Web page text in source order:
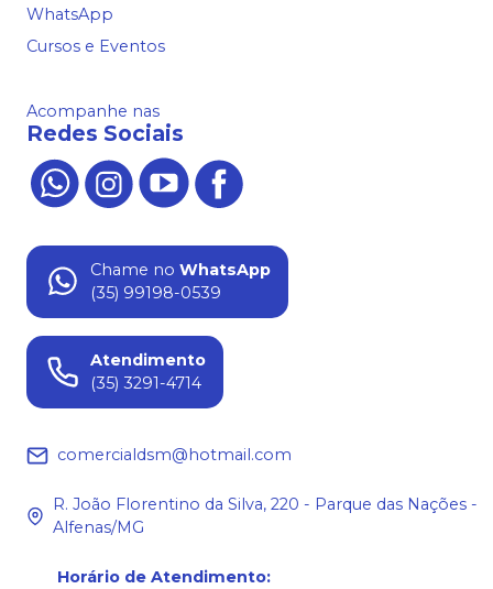
WhatsApp
Cursos e Eventos
Acompanhe nas
Redes Sociais
Chame no WhatsApp
(35) 99198-0539
Atendimento
(35) 3291-4714
comercialdsm@hotmail.com
R. João Florentino da Silva, 220 - Parque das Nações -
Alfenas/MG
Horário de Atendimento: